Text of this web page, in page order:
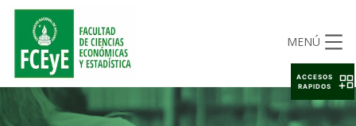
MENÚ
ACCESOS
RAPIDOS